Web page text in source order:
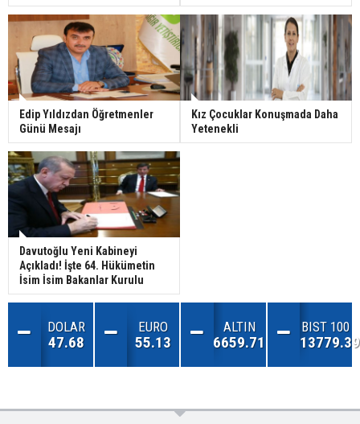
Edip Yıldızdan Öğretmenler
Günü Mesajı
Kız Çocuklar Konuşmada Daha
Yetenekli
Davutoğlu Yeni Kabineyi
Açıkladı! İşte 64. Hükümetin
İsim İsim Bakanlar Kurulu
DOLAR
47.68
EURO
55.13
ALTIN
6659.71
BIST 100
13779.39